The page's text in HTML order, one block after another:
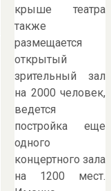
крыше театра
также
размещается
открытый
зрительный зал
на 2000 человек,
ведется
постройка еще
одного
концертного зала
на 1200 мест.